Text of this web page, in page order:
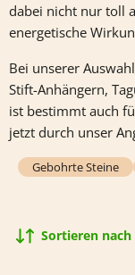
dabei nicht nur toll
energetische
Bei unserer
Stift-Anhängern,
ist bestimmt auch
jetzt durch unser
Gebohrte Steine
Sortieren nach